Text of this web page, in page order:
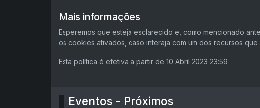
Mais informações
Esperemos que esteja esclarecido e, como mencionado
os cookies ativados, caso interaja com um dos recursos que
Esta política é efetiva a partir de 10 Abril 2023 23:59
Eventos - Próximos